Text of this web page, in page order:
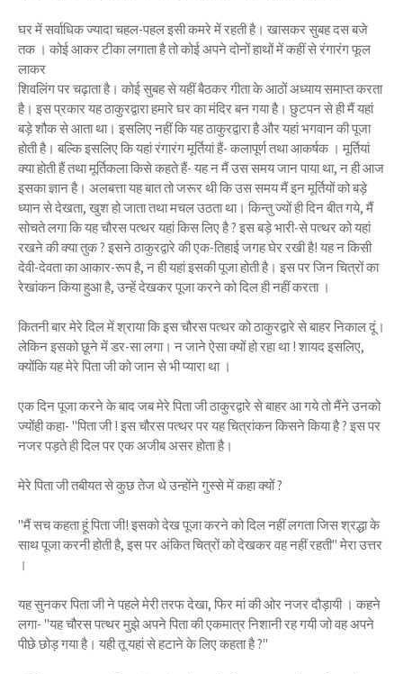
घर में सर्वाधिक ज्यादा चहल-पहल इसी कमरे में रहती है। खासकर सुबह दस बजे
तक । कोई आकर टीका लगाता है तो कोई अपने दोनों हाथों में कहीं से रंगारंग फूल
लाकर
शिवलिंग पर चढ़ाता है। कोई सुबह से यहीं बैठकर गीता के आठों अध्याय समाप्त करता
है। इस प्रकार यह ठाकुरद्वारा हमारे घर का मंदिर बन गया है। छुटपन से ही मैं यहां
बड़े शौक से आता था। इसलिए नहीं कि यह ठाकुरद्वारा है और यहां भगवान की पूजा
होती है। बल्कि इसलिए कि यहां रंगारंग मूर्तियां हैं- कलापूर्ण तथा आकर्षक । मूर्तियां
क्या होती हैं तथा मूर्तिकला किसे कहते हैं- यह न मैं उस समय जान पाया था, न ही आज
इसका ज्ञान है। अलबत्ता यह बात तो जरूर थी कि उस समय मैं इन मूर्तियों को बड़े
ध्यान से देखता, खुश हो जाता तथा मचल उठता था। किन्तु ज्यों ही दिन बीत गये, मैं
सोचते लगा कि यह चौरस पत्थर यहां किस लिए है ? इस बड़े भारी-से पत्थर को यहां
रखने की क्या तुक ? इसने ठाकुरद्वारे की एक-तिहाई जगह घेर रखी है! यह न किसी
देवी-देवता का आकार-रूप है, न ही यहां इसकी पूजा होती है। इस पर जिन चित्रों का
रेखांकन किया हुआ है, उन्हें देखकर पूजा करने को दिल ही नहीं करता ।
कितनी बार मेरे दिल में श्राया कि इस चौरस पत्थर को ठाकुरद्वारे से बाहर निकाल दूं।
लेकिन इसको छूने में डर-सा लगा। न जाने ऐसा क्यों हो रहा था ! शायद इसलिए,
क्योंकि यह मेरे पिता जी को जान से भी प्यारा था ।
एक दिन पूजा करने के बाद जब मेरे पिता जी ठाकुरद्वारे से बाहर आ गये तो मैंने उनको
ज्योंही कहा- "पिता जी ! इस चौरस पत्थर पर यह चित्रांकन किसने किया है ? इस पर
नजर पड़ते ही दिल पर एक अजीब असर होता है।
मेरे पिता जी तबीयत से कुछ तेज थे उन्होंने गुस्से में कहा क्यों ?
"मैं सच कहता हूं पिता जी! इसको देख पूजा करने को दिल नहीं लगता जिस श्रद्धा के
साथ पूजा करनी होती है, इस पर अंकित चित्रों को देखकर वह नहीं रहती" मेरा उत्तर
।
यह सुनकर पिता जी ने पहले मेरी तरफ देखा, फिर मां की ओर नजर दौड़ायी । कहने
लगा- "यह चौरस पत्थर मुझे अपने पिता की एकमात्र निशानी रह गयी जो वह अपने
पीछे छोड़ गया है। यही तू यहां से हटाने के लिए कहता है ?"